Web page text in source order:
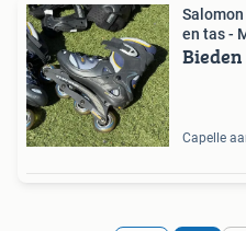
en tas -
Bieden
Capelle